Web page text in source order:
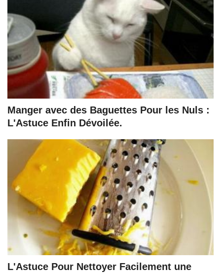
Manger avec des Baguettes Pour les Nuls :
L'Astuce Enfin Dévoilée.
L'Astuce Pour Nettoyer Facilement une